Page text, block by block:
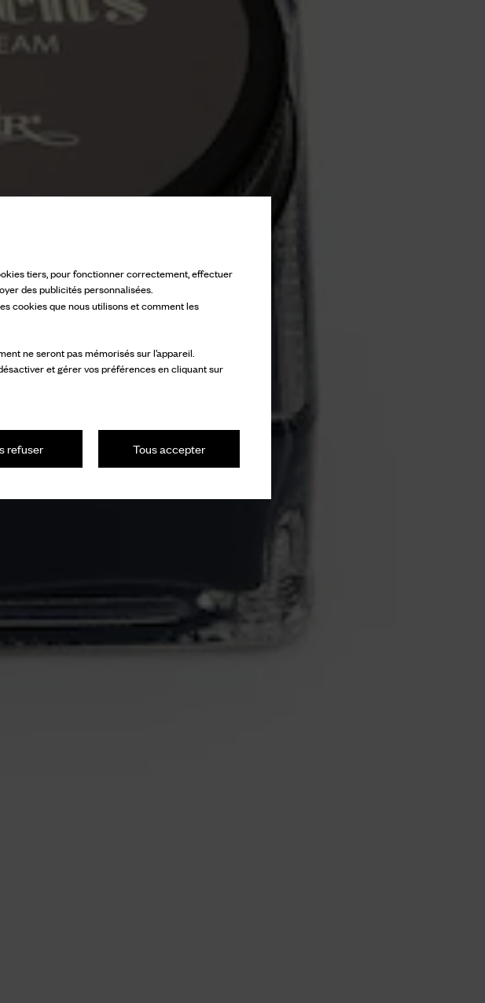
tiers, pour fonctionner correctement, effectuer
des publicités personnalisées.
cookies que nous utilisons et comment les
ne seront pas mémorisés sur l’appareil.
et gérer vos préférences en cliquant sur
Tous accepter
refuser